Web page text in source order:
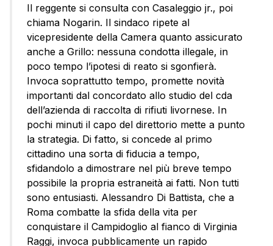
Il reggente si consulta con Casaleggio jr., poi
chiama Nogarin. Il sindaco ripete al
vicepresidente della Camera quanto assicurato
anche a Grillo: nessuna condotta illegale, in
poco tempo l’ipotesi di reato si sgonfierà.
Invoca soprattutto tempo, promette novità
importanti dal concordato allo studio del cda
dell’azienda di raccolta di rifiuti livornese. In
pochi minuti il capo del direttorio mette a punto
la strategia. Di fatto, si concede al primo
cittadino una sorta di fiducia a tempo,
sfidandolo a dimostrare nel più breve tempo
possibile la propria estraneità ai fatti. Non tutti
sono entusiasti. Alessandro Di Battista, che a
Roma combatte la sfida della vita per
conquistare il Campidoglio al fianco di Virginia
Raggi, invoca pubblicamente un rapido